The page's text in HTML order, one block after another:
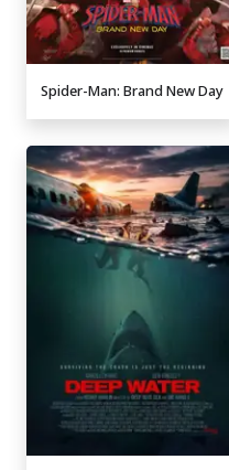
Spider-Man: Brand New Day